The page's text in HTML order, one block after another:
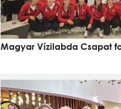
Magyar Vízilabda Csapat